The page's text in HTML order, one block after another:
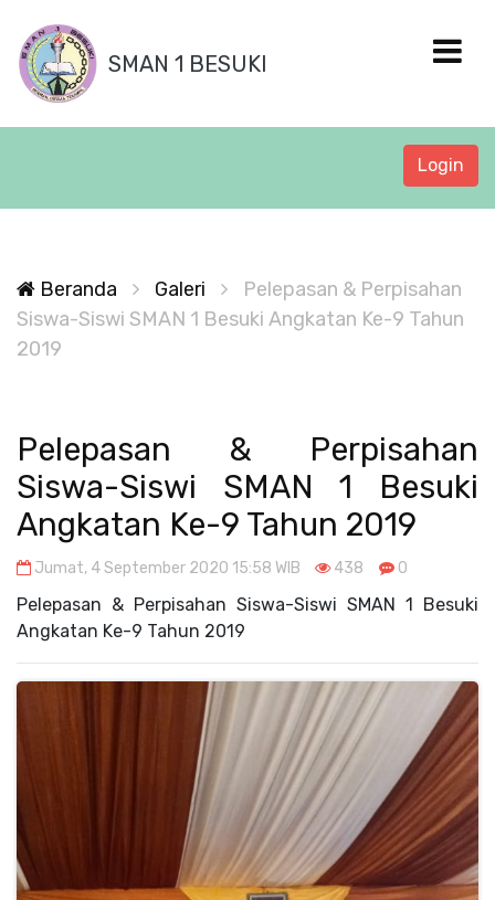
SMAN 1 BESUKI
Login
Beranda Galeri
Pelepasan & Perpisahan
Siswa-Siswi SMAN 1 Besuki Angkatan Ke-9 Tahun
2019
Pelepasan & Perpisahan
Siswa-Siswi SMAN 1 Besuki
Angkatan Ke-9 Tahun 2019
Jumat, 4 September 2020 15:58 WIB 438 0
Pelepasan & Perpisahan Siswa-Siswi SMAN 1 Besuki
Angkatan Ke-9 Tahun 2019